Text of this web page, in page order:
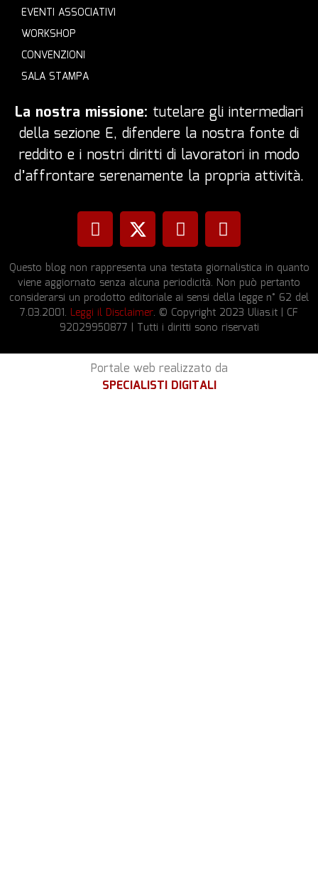
EVENTI ASSOCIATIVI
WORKSHOP
CONVENZIONI
SALA STAMPA
La nostra missione: tutelare gli intermediari
della sezione E, difendere la nostra fonte di
reddito e i nostri diritti di lavoratori in modo
d’affrontare serenamente la propria attività.
Questo blog non rappresenta una testata giornalistica in quanto
viene aggiornato senza alcuna periodicità. Non può pertanto
considerarsi un prodotto editoriale ai sensi della legge n° 62 del
7.03.2001. Leggi il Disclaimer. © Copyright 2023 Ulias.it | CF
92029950877 | Tutti i diritti sono riservati
Portale web realizzato da
SPECIALISTI DIGITALI